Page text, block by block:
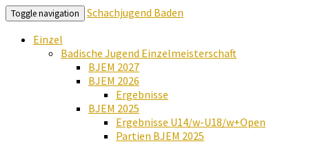
Toggle navigation
Schachjugend Baden
Einzel
Badische Jugend Einzelmeisterschaft
BJEM 2027
BJEM 2026
Ergebnisse
BJEM 2025
Ergebnisse U14/w-U18/w+Open
Partien BJEM 2025